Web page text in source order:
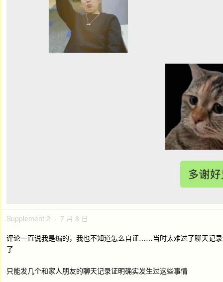
Supplement 2 · 7 月 8 日
评论一直说我是编的，我也不知道怎么自证……当时太难过了聊天记
了
只能发几个和家人朋友的聊天记录证明确实发生过这些事情